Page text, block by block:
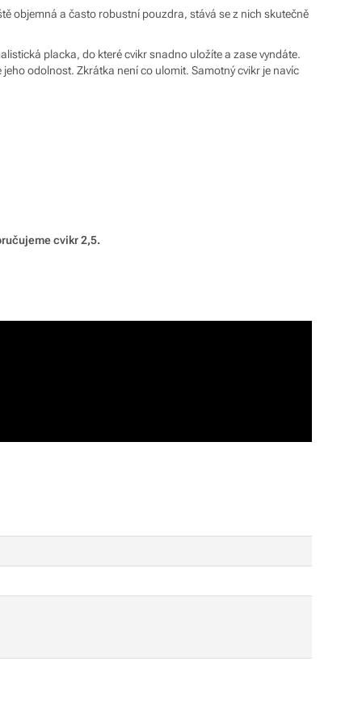
objemná a často robustní pouzdra, stává se z nich skutečně
placka, do které cvikr snadno uložíte a zase vyndáte.
odolnost. Zkrátka není co ulomit. Samotný cvikr je navíc
cvikr 2,5.